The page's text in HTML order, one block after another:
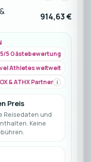
914,63 €
5/5 Gästebewertung
Athletes weltweit
& ATHX Partner i
Preis
Reisedaten und
Keine